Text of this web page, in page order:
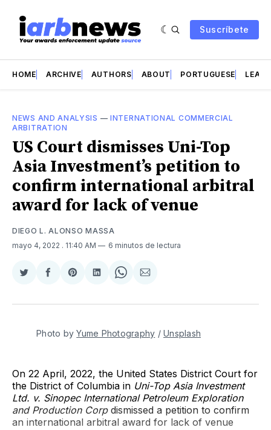
Suscríbete
HOME ARCHIVE AUTHORS ABOUT PORTUGUESE LEAD
NEWS AND ANALYSIS —INTERNATIONAL COMMERCIAL
ARBITRATION
US Court dismisses Uni-Top
Asia Investment’s petition to
confirm international arbitral
award for lack of venue
DIEGO L. ALONSO MASSA
mayo 4, 2022 . 11:40 AM 6 minutos de lectura
Compartir
Twitter
Compartir
Facebook
Share
Pinterest
Compartir
LinkedIn
Share
WhatsApp
Compartir
Email
Photo byYume Photography / Unsplash
On 22 April, 2022, the United States District Court for
the District of Columbia in Uni-Top Asia Investment
Ltd. v. Sinopec International Petroleum Exploration
and Production Corpdismissed a petition to confirm
an international arbitral award for lack of venue